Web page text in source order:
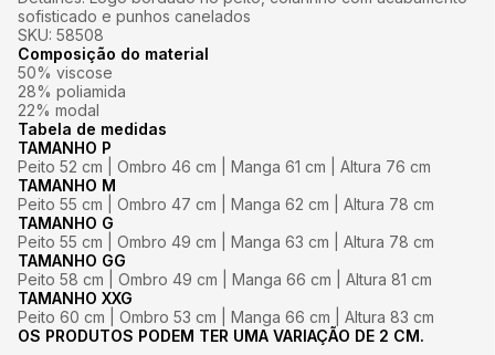
sofisticado e punhos canelados
SKU: 58508
Composição do material
50% viscose
28% poliamida
22% modal
Tabela de medidas
TAMANHO P
Peito 52 cm | Ombro 46 cm | Manga 61 cm | Altura 76 cm
TAMANHO M
Peito 55 cm | Ombro 47 cm | Manga 62 cm | Altura 78 cm
TAMANHO G
Peito 55 cm | Ombro 49 cm | Manga 63 cm | Altura 78 cm
TAMANHO GG
Peito 58 cm | Ombro 49 cm | Manga 66 cm | Altura 81 cm
TAMANHO XXG
Peito 60 cm | Ombro 53 cm | Manga 66 cm | Altura 83 cm
OS PRODUTOS PODEM TER UMA VARIAÇÃO DE 2 CM.